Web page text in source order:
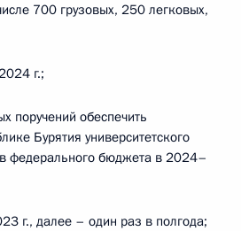
700 грузовых, 250 легковых,
г.;
поручений обеспечить
Бурятия университетского
федерального бюджета в 2024–
г., далее – один раз в полгода;